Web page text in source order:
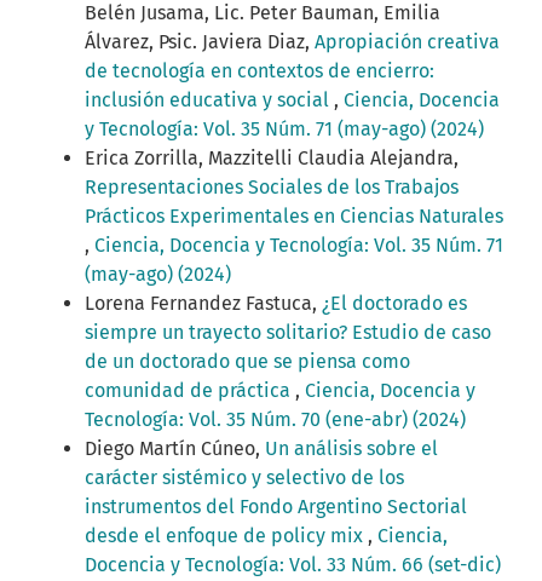
Belén Jusama, Lic. Peter Bauman, Emilia
Álvarez, Psic. Javiera Diaz, Apropiación creativa
de tecnología en contextos de encierro:
inclusión educativa y social , Ciencia, Docencia
y Tecnología: Vol. 35 Núm. 71 (may-ago) (2024)
Erica Zorrilla, Mazzitelli Claudia Alejandra,
Representaciones Sociales de los Trabajos
Prácticos Experimentales en Ciencias Naturales
, Ciencia, Docencia y Tecnología: Vol. 35 Núm. 71
(may-ago) (2024)
Lorena Fernandez Fastuca, ¿El doctorado es
siempre un trayecto solitario? Estudio de caso
de un doctorado que se piensa como
comunidad de práctica , Ciencia, Docencia y
Tecnología: Vol. 35 Núm. 70 (ene-abr) (2024)
Diego Martín Cúneo, Un análisis sobre el
carácter sistémico y selectivo de los
instrumentos del Fondo Argentino Sectorial
desde el enfoque de policy mix , Ciencia,
Docencia y Tecnología: Vol. 33 Núm. 66 (set-dic)